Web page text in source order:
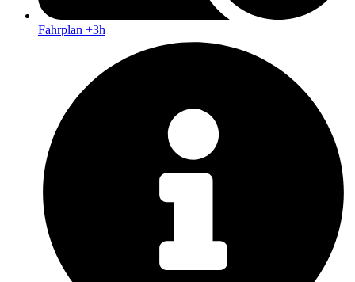
Fahrplan +3h